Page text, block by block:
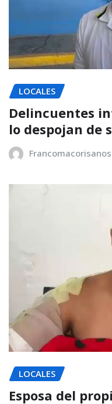
LOCALES
Delincuentes
lo despojan de
Francomacorisanos
LOCALES
Esposa del